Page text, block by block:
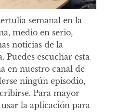
semanal en la
medio en serio,
noticias de la
Puedes escuchar esta
en nuestro canal de
ningún episodio,
Para mayor
la aplicación para